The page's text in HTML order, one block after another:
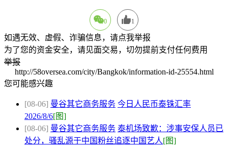
0 1
如遇无效、虚假、诈骗信息，请点我举报
为了您的资金安全，请见面交易，切勿提前支付任何费用
举报
http://58oversea.com/city/Bangkok/information-id-25554.html
您可能感兴趣
[08-06] 曼谷其它商务服务 今日人民币泰铢汇率
2026/8/6[图]
[08-06] 曼谷其它商务服务 泰机场致歉：涉事安保人员已
处分，骚乱源于中国粉丝追逐中国艺人[图]